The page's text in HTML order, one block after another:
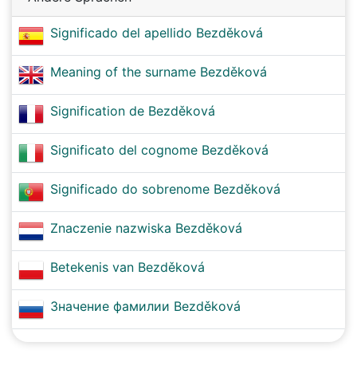
Significado del apellido Bezděková
Meaning of the surname Bezděková
Signification de Bezděková
Significato del cognome Bezděková
Significado do sobrenome Bezděková
Znaczenie nazwiska Bezděková
Betekenis van Bezděková
Значение фамилии Bezděková